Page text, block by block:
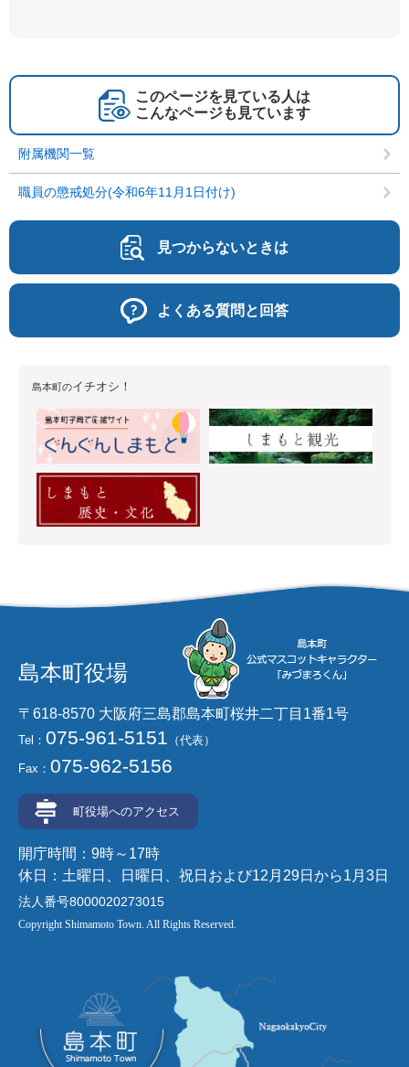
このページを見ている人は
こんなページも見ています
附属機関一覧
職員の懲戒処分(令和6年11月1日付け)
見つからないときは
よくある質問と回答
島本町のイチオシ！
島本町役場
〒618-8570 大阪府三島郡島本町桜井二丁目1番1号
Tel： 075-961-5151 （代表）
Fax： 075-962-5156
町役場へのアクセス
開庁時間：9時～17時
休日：土曜日、日曜日、祝日および12月29日から1月3日
法人番号8000020273015
Copyright Shimamoto Town. All Rights Reserved.